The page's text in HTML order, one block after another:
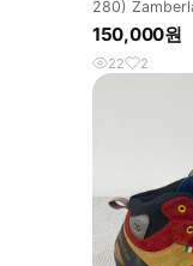
280)
150,000원
22 2